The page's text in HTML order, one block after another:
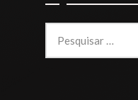
por: